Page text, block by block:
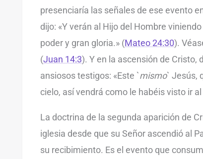
presenciaría las señales de ese evento
dijo: «Y verán al Hijo del Hombre
poder y gran gloria.» (Mateo 24:30).
(Juan 14:3). Y en la ascensión de Cristo,
ansiosos testigos: «Este `mismo` Jesús,
cielo, así vendrá como le habéis visto ir al
La doctrina de la segunda aparición de
iglesia desde que su Señor ascendió al
su recibimiento. Es el evento que